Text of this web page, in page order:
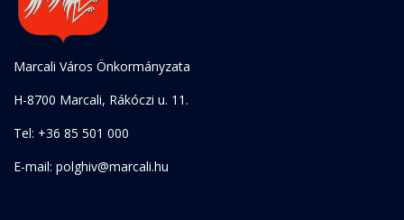
Marcali Város Önkormányzata
H-8700 Marcali, Rákóczi u. 11.
Tel: +36 85 501 000
E-mail: polghiv@marcali.hu